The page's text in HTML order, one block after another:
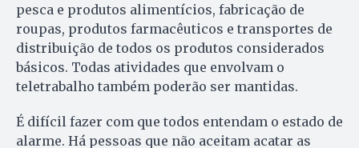
pesca e produtos alimentícios, fabricação de
roupas, produtos farmacêuticos e transportes de
distribuição de todos os produtos considerados
básicos. Todas atividades que envolvam o
teletrabalho também poderão ser mantidas.
É difícil fazer com que todos entendam o estado de
alarme. Há pessoas que não aceitam acatar as